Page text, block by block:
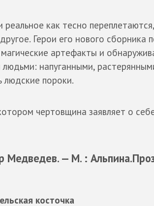
как тесно
Герои его нового сборника
артефакты и
напуганными,
пороки.
чертовщина заявляет о
— М. :
косточка